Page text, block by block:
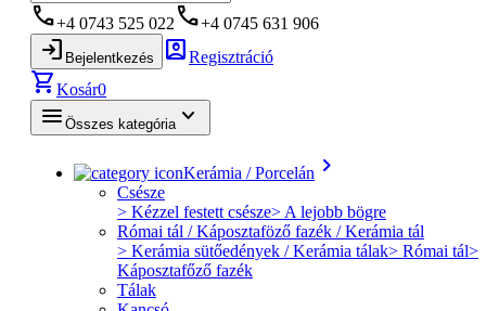
phone+4 0743 525 022 phone+4 0745 631 906
login Bejelentkezés account_boxRegisztráció
shopping_cartKosár0
menu Összes kategória keyboard_arrow_down
Kerámia / Porcelán keyboard_arrow_right
Csésze
> Kézzel festett csésze> A lejobb bögre
Római tál / Káposztaföző fazék / Kerámia tál
> Kerámia sütőedények / Kerámia tálak> Római tál>
Káposztafőző fazék
Tálak